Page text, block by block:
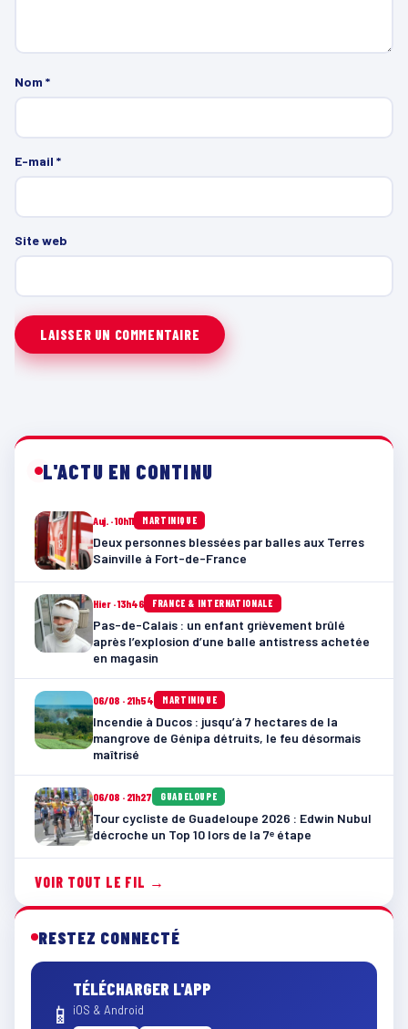
Nom *
E-mail *
Site web
L'ACTU EN CONTINU
Auj. · 10h11 MARTINIQUE
Deux personnes blessées par balles aux Terres
Sainville à Fort-de-France
Hier · 13h46 FRANCE & INTERNATIONALE
Pas-de-Calais : un enfant grièvement brûlé
après l’explosion d’une balle antistress achetée
en magasin
06/08 · 21h54 MARTINIQUE
Incendie à Ducos : jusqu’à 7 hectares de la
mangrove de Génipa détruits, le feu désormais
maîtrisé
06/08 · 21h27 GUADELOUPE
Tour cycliste de Guadeloupe 2026 : Edwin Nubul
décroche un Top 10 lors de la 7ᵉ étape
VOIR TOUT LE FIL →
RESTEZ CONNECTÉ
📱
TÉLÉCHARGER L'APP
iOS & Android